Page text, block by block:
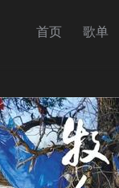
首页 歌单